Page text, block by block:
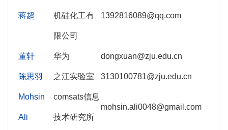
蒋超 机硅化工有
限公司
1392816089@qq.com
董轩 华为 dongxuan@zju.edu.cn
陈思羽 之江实验室 3130100781@zju.edu.cn
Mohsin
Ali
comsats信息
技术研究所
mohsin.ali0048@gmail.com